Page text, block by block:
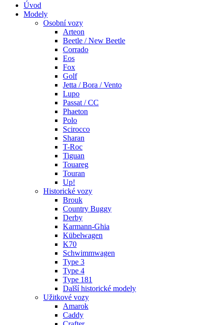
Úvod
Modely
Osobní vozy
Arteon
Beetle / New Beetle
Corrado
Eos
Fox
Golf
Jetta / Bora / Vento
Lupo
Passat / CC
Phaeton
Polo
Scirocco
Sharan
T-Roc
Tiguan
Touareg
Touran
Up!
Historické vozy
Brouk
Country Buggy
Derby
Karmann-Ghia
Kübelwagen
K70
Schwimmwagen
Type 3
Type 4
Type 181
Další historické modely
Užitkové vozy
Amarok
Caddy